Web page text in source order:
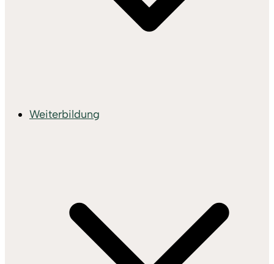
Weiterbildung